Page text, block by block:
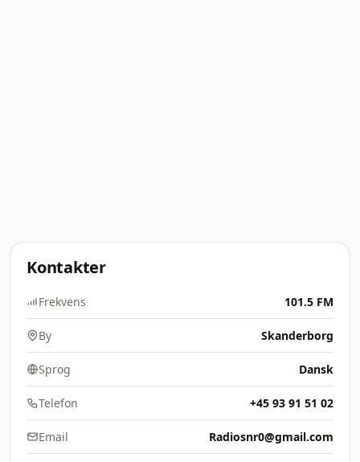
Kontakter
Frekvens 101.5 FM
By Skanderborg
Sprog Dansk
Telefon +45 93 91 51 02
Email Radiosnr0@gmail.com